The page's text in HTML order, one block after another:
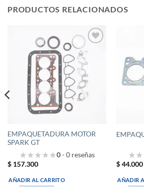
PRODUCTOS RELACIONADOS
Añadir
lista de
deseos
EMPAQUETADURA MOTOR
SPARK GT
0- 0 reseñas
$157.300
AÑADIR AL CARRITO
$44.000
AÑADIR